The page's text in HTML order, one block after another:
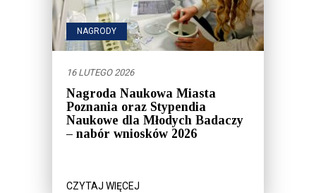
NAGRODY
16 LUTEGO 2026
Nagroda Naukowa Miasta
Poznania oraz Stypendia
Naukowe dla Młodych Badaczy
– nabór wniosków 2026
CZYTAJ WIĘCEJ